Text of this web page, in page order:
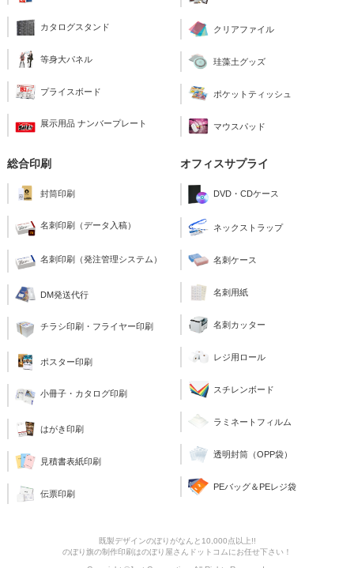
カタログスタンド
等身大パネル
プライスボード
展示用品 ナンバープレート
クリアファイル
珪藻土グッズ
ポケットティッシュ
マウスパッド
総合印刷
封筒印刷
名刺印刷（データ入稿）
名刺印刷（発注管理システム）
DM発送代行
チラシ印刷・フライヤー印刷
ポスター印刷
小冊子・カタログ印刷
はがき印刷
見積書表紙印刷
伝票印刷
オフィスサプライ
DVD・CDケース
ネックストラップ
名刺ケース
名刺用紙
名刺カッター
レジ用ロール
スチレンボード
ラミネートフィルム
透明封筒（OPP袋）
PEバッグ＆PEレジ袋
既製デザインのぼりがなんと10,000点以上!!
のぼり旗の制作印刷はのぼり屋さんドットコムにお任せ下さい！